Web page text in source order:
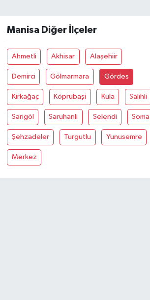
Manisa Diğer İlçeler
Ahmetli Akhisar Alaşehiir
Demirci Gölmarmara Gördes
Kirkağaç Köprübaşi Kula Salihli
Sarigöl Saruhanli Selendi Soma
Şehzadeler Turgutlu Yunusemre
Merkez